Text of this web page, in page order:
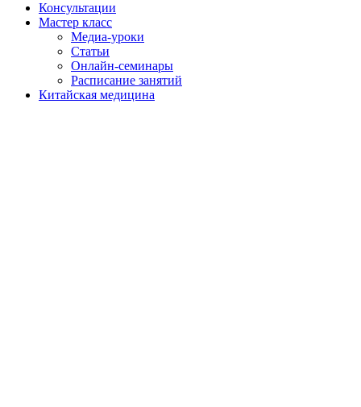
Консультации
Мастер класс
Медиа-уроки
Статьи
Онлайн-семинары
Расписание занятий
Китайская медицина